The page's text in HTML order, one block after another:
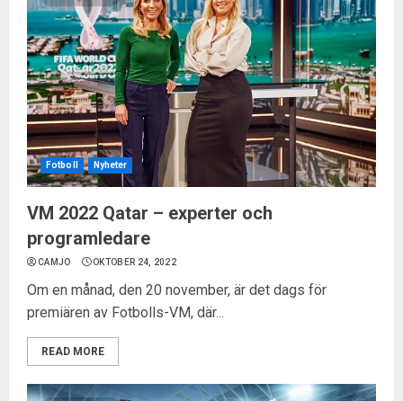
Fotboll Nyheter
VM 2022 Qatar – experter och
programledare
CAMJO OKTOBER 24, 2022
Om en månad, den 20 november, är det dags för
premiären av Fotbolls-VM, där...
READ MORE